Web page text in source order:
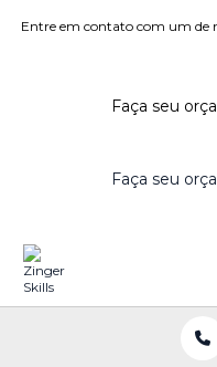
Entre em contato com um de
Faça seu
Faça seu